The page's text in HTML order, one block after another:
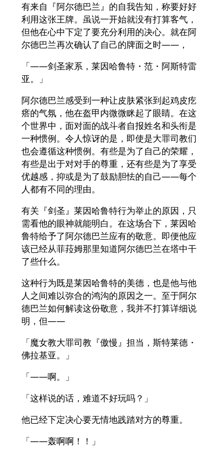
有来自『阿尔德巴兰』的自我告知，称要好好
利用这张王牌。虽说一开始就没有打算客气，
但他在心中下定了要充分利用的决心。就在阿
尔德巴兰再次确认了自己的牌面之时——，
「——剑圣家系，莱因哈鲁特・范・阿斯特雷
亚。」
阿尔德巴兰感受到一种让皮肤紧张到起鸡皮疙
瘩的气氛，他在盔甲内微微眯起了眼睛。在这
个世界中，面对面的战斗者自报姓名和头衔是
一种惯例。令人惊讶的是，即使是大罪司教们
也会遵循这种惯例。有些是为了自己的荣耀，
有些是出于对对手的尊重，还有些是为了享受
优越感，抑或是为了鼓励胆怯的自己——每个
人都有不同的理由。
有关『剑圣』莱因哈鲁特行为举止的原因，只
需看他的眼神就能明白。在这场合下，莱因哈
鲁特给予了阿尔德巴兰应有的敬意。即便他应
该已经从菲菈姆那里知道阿尔德巴兰在塔中干
了些什么。
这种行为既是莱因哈鲁特的美德，也是他与他
人之间难以弥合的鸿沟的原因之一。至于阿尔
德巴兰如何解读这份敬意，我并不打算详细说
明，但——
「魔女教大罪司教『傲慢』担当，斯特莱德・
佛拉基亚。」
「——啊。」
「这样说的话，难道不好玩吗？」
他已经下定决心要无情地践踏对方的尊重。
「——轰啊啊！！」